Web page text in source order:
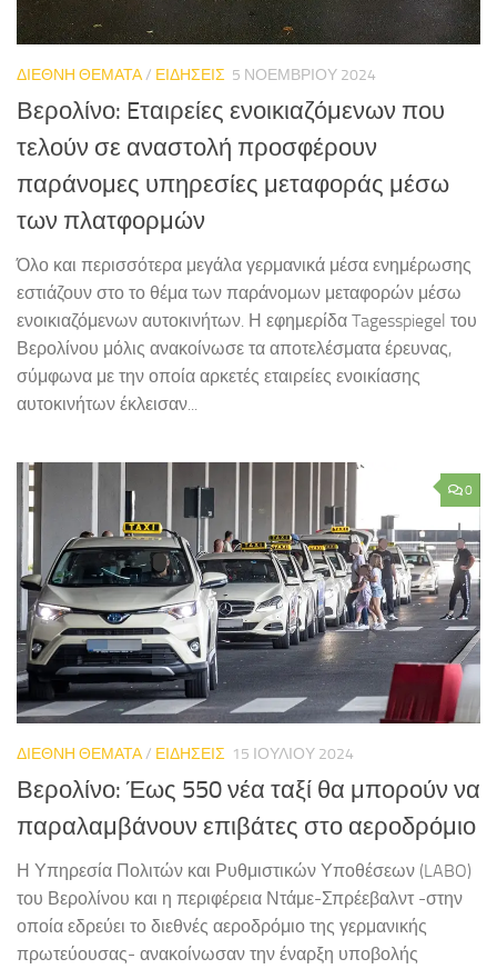
ΔΙΕΘΝΗ ΘΕΜΑΤΑ/ ΕΙΔΗΣΕΙΣ 5 ΝΟΕΜΒΡΊΟΥ 2024
Βερολίνο: Eταιρείες ενοικιαζόμενων που
τελούν σε αναστολή προσφέρουν
παράνομες υπηρεσίες μεταφοράς μέσω
των πλατφορμών
Όλο και περισσότερα μεγάλα γερμανικά μέσα ενημέρωσης
εστιάζουν στο το θέμα των παράνομων μεταφορών μέσω
ενοικιαζόμενων αυτοκινήτων. Η εφημερίδα Tagesspiegel του
Βερολίνου μόλις ανακοίνωσε τα αποτελέσματα έρευνας,
σύμφωνα με την οποία αρκετές εταιρείες ενοικίασης
αυτοκινήτων έκλεισαν...
0
ΔΙΕΘΝΗ ΘΕΜΑΤΑ/ ΕΙΔΗΣΕΙΣ 15 ΙΟΥΛΊΟΥ 2024
Βερολίνο: Έως 550 νέα ταξί θα μπορούν να
παραλαμβάνουν επιβάτες στο αεροδρόμιο
Η Υπηρεσία Πολιτών και Ρυθμιστικών Υποθέσεων (LABO)
του Βερολίνου και η περιφέρεια Ντάμε-Σπρέεβαλντ -στην
οποία εδρεύει το διεθνές αεροδρόμιο της γερμανικής
πρωτεύουσας- ανακοίνωσαν την έναρξη υποβολής